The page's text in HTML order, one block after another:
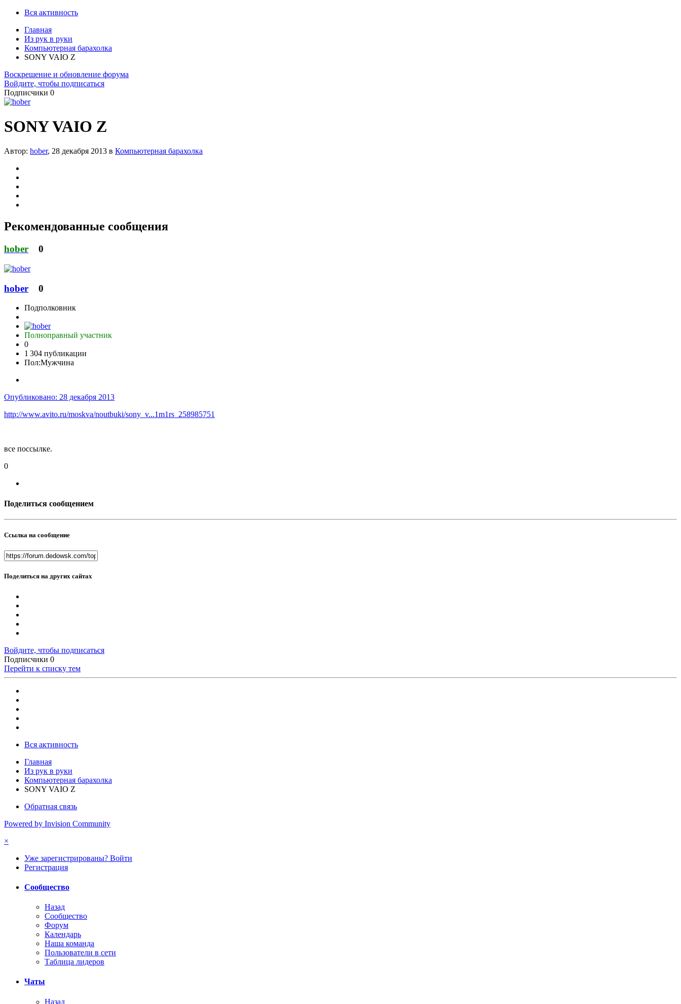
Вся активность
Главная
Из рук в руки
Компьютерная барахолка
SONY VAIO Z
Воскрешение и обновление форума
Войдите, чтобы подписаться
Подписчики 0
SONY VAIO Z
Автор: hober, 28 декабря 2013 в Компьютерная барахолка
Рекомендованные сообщения
hober 0
hober 0
Подполковник
Полноправный участник
0
1 304 публикации
Пол:Мужчина
Опубликовано: 28 декабря 2013
http://www.avito.ru/moskva/noutbuki/sony_v...1m1rs_258985751
все поссылке.
0
Поделиться сообщением
Ссылка на сообщение
Поделиться на других сайтах
Войдите, чтобы подписаться
Подписчики 0
Перейти к списку тем
Вся активность
Главная
Из рук в руки
Компьютерная барахолка
SONY VAIO Z
Обратная связь
Powered by Invision Community
×
Уже зарегистрированы? Войти
Регистрация
Сообщество
Назад
Сообщество
Форум
Календарь
Наша команда
Пользователи в сети
Таблица лидеров
Чаты
Назад